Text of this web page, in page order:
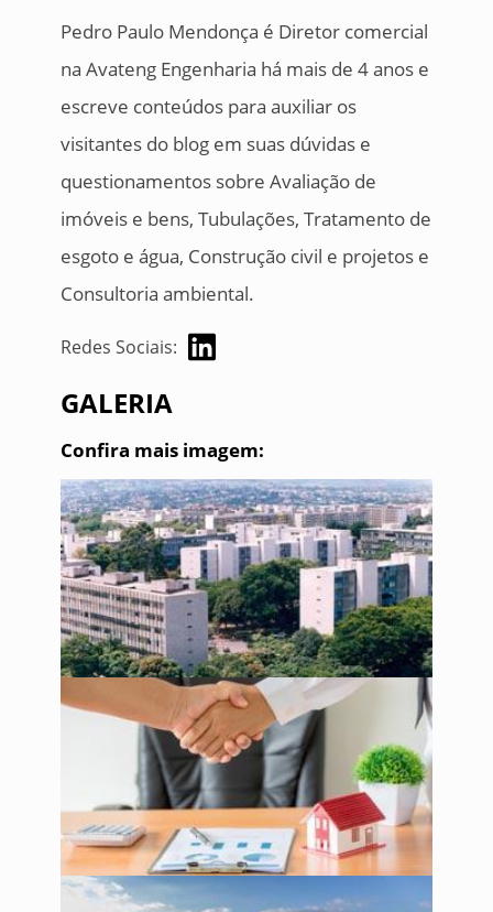
Pedro Paulo Mendonça é Diretor comercial
na Avateng Engenharia há mais de 4 anos e
escreve conteúdos para auxiliar os
visitantes do blog em suas dúvidas e
questionamentos sobre Avaliação de
imóveis e bens, Tubulações, Tratamento de
esgoto e água, Construção civil e projetos e
Consultoria ambiental.
Redes Sociais:
GALERIA
Confira mais imagem: